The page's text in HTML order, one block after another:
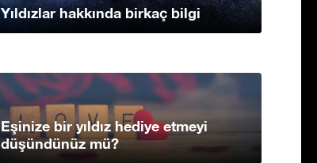
Yıldızlar hakkında birkaç bilgi
Eşinize bir yıldız hediye etmeyi
düşündünüz mü?